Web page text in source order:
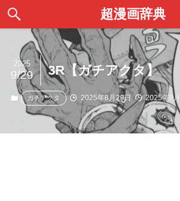
超漫画辞典
3R【ガチアクタ】
2025
9/29
ガチアクタ 2025年8月29日 2025年9